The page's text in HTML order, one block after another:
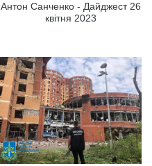
Антон Санченко - Дайджест 26
квітня 2023